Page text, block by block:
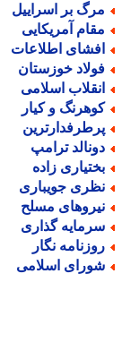
بر اسراییل
آمریکایی
اطلاعات
خوزستان
اسلامی
و کیار
ترامپ
زاده
جویباری
مسلح
گذاری
نگار
اسلامی